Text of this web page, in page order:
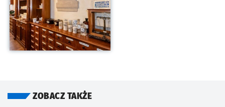
ZOBACZ TAKŻE